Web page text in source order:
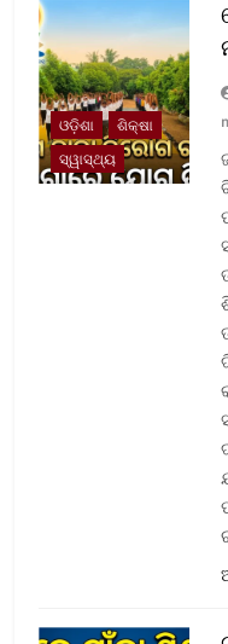
ଓଡ଼ିଶା
ଶିକ୍ଷା
ସ୍ୱାସ୍ଥ୍ୟ